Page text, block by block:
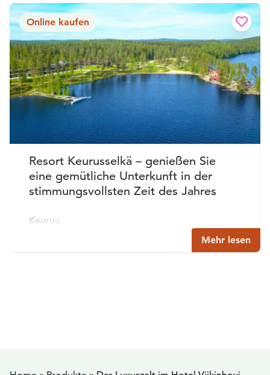
Online kaufen
Resort Keurusselkä – genießen Sie
eine gemütliche Unterkunft in der
stimmungsvollsten Zeit des Jahres
Keuruu
Mehr lesen